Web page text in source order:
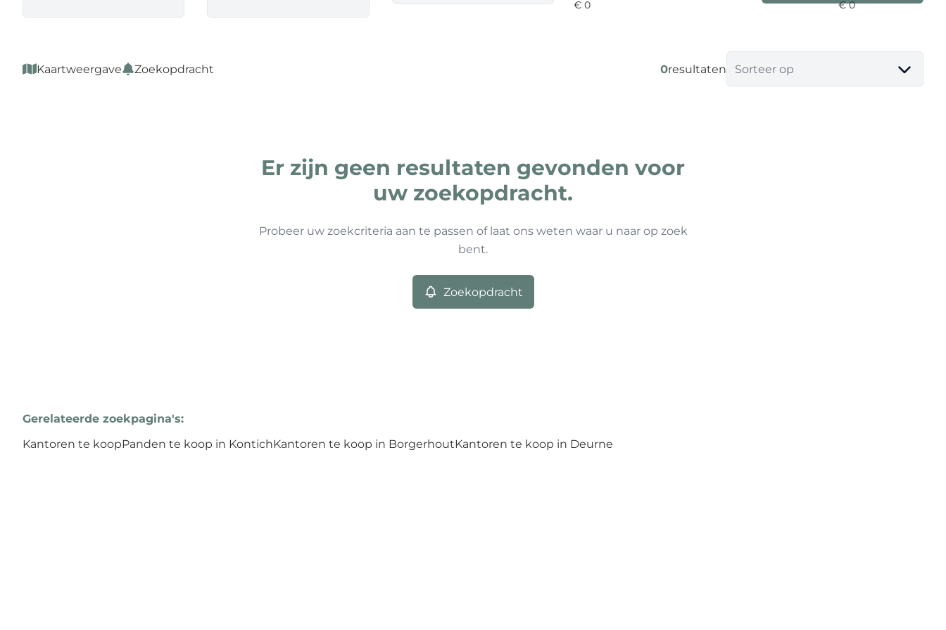
Kaartweergave Zoekopdracht 0resultaten Sorteer op
Er zijn geen resultaten gevonden voor
uw zoekopdracht.
Probeer uw zoekcriteria aan te passen of laat ons weten waar u naar op zoek
bent.
Zoekopdracht
Gerelateerde zoekpagina's:
Kantoren te koopPanden te koop in KontichKantoren te koop in BorgerhoutKantoren te koop in Deurne